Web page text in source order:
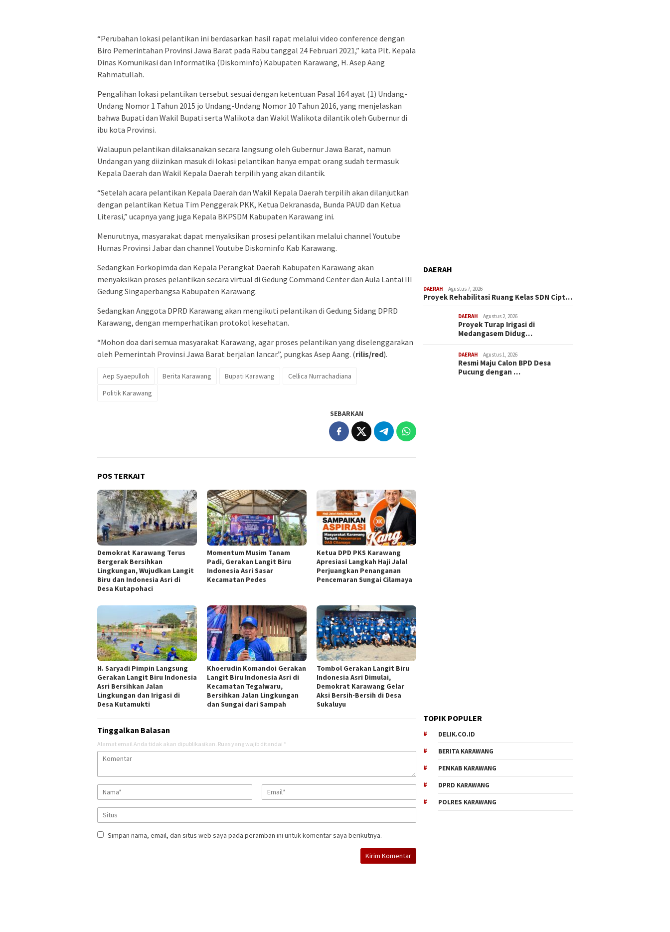
“Perubahan lokasi pelantikan ini berdasarkan hasil rapat melalui video conference dengan
Biro Pemerintahan Provinsi Jawa Barat pada Rabu tanggal 24 Februari 2021,” kata Plt. Kepala
Dinas Komunikasi dan Informatika (Diskominfo) Kabupaten Karawang, H. Asep Aang
Rahmatullah.
Pengalihan lokasi pelantikan tersebut sesuai dengan ketentuan Pasal 164 ayat (1) Undang-
Undang Nomor 1 Tahun 2015 jo Undang-Undang Nomor 10 Tahun 2016, yang menjelaskan
bahwa Bupati dan Wakil Bupati serta Walikota dan Wakil Walikota dilantik oleh Gubernur di
ibu kota Provinsi.
Walaupun pelantikan dilaksanakan secara langsung oleh Gubernur Jawa Barat, namun
Undangan yang diizinkan masuk di lokasi pelantikan hanya empat orang sudah termasuk
Kepala Daerah dan Wakil Kepala Daerah terpilih yang akan dilantik.
“Setelah acara pelantikan Kepala Daerah dan Wakil Kepala Daerah terpilih akan dilanjutkan
dengan pelantikan Ketua Tim Penggerak PKK, Ketua Dekranasda, Bunda PAUD dan Ketua
Literasi,” ucapnya yang juga Kepala BKPSDM Kabupaten Karawang ini.
Menurutnya, masyarakat dapat menyaksikan prosesi pelantikan melalui channel Youtube
Humas Provinsi Jabar dan channel Youtube Diskominfo Kab Karawang.
Sedangkan Forkopimda dan Kepala Perangkat Daerah Kabupaten Karawang akan
menyaksikan proses pelantikan secara virtual di Gedung Command Center dan Aula Lantai III
Gedung Singaperbangsa Kabupaten Karawang.
Sedangkan Anggota DPRD Karawang akan mengikuti pelantikan di Gedung Sidang DPRD
Karawang, dengan memperhatikan protokol kesehatan.
“Mohon doa dari semua masyarakat Karawang, agar proses pelantikan yang diselenggarakan
oleh Pemerintah Provinsi Jawa Barat berjalan lancar.”, pungkas Asep Aang. (rilis/red).
Aep Syaepulloh Berita Karawang Bupati Karawang
Cellica Nurrachadiana
Politik Karawang
SEBARKAN
POS TERKAIT
Demokrat Karawang Terus
Bergerak Bersihkan
Lingkungan, Wujudkan Langit
Biru dan Indonesia Asri di
Desa Kutapohaci
Momentum Musim Tanam
Padi, Gerakan Langit Biru
Indonesia Asri Sasar
Kecamatan Pedes
Ketua DPD PKS Karawang
Apresiasi Langkah Haji Jalal
Perjuangkan Penanganan
Pencemaran Sungai Cilamaya
H. Saryadi Pimpin Langsung
Gerakan Langit Biru Indonesia
Asri Bersihkan Jalan
Lingkungan dan Irigasi di
Desa Kutamukti
Khoerudin Komandoi Gerakan
Langit Biru Indonesia Asri di
Kecamatan Tegalwaru,
Bersihkan Jalan Lingkungan
dan Sungai dari Sampah
Tombol Gerakan Langit Biru
Indonesia Asri Dimulai,
Demokrat Karawang Gelar
Aksi Bersih-Bersih di Desa
Sukaluyu
Tinggalkan Balasan
Alamat email Anda tidak akan dipublikasikan. Ruas yang wajib ditandai *
Simpan nama, email, dan situs web saya pada peramban ini untuk komentar saya berikutnya.
DAERAH
DAERAH Agustus 7, 2026
Proyek Rehabilitasi Ruang Kelas SDN Cipt…
DAERAH Agustus 2, 2026
Proyek Turap Irigasi di
Medangasem Didug…
DAERAH Agustus 1, 2026
Resmi Maju Calon BPD Desa
Pucung dengan …
TOPIK POPULER
DELIK.CO.ID
BERITA KARAWANG
PEMKAB KARAWANG
DPRD KARAWANG
POLRES KARAWANG